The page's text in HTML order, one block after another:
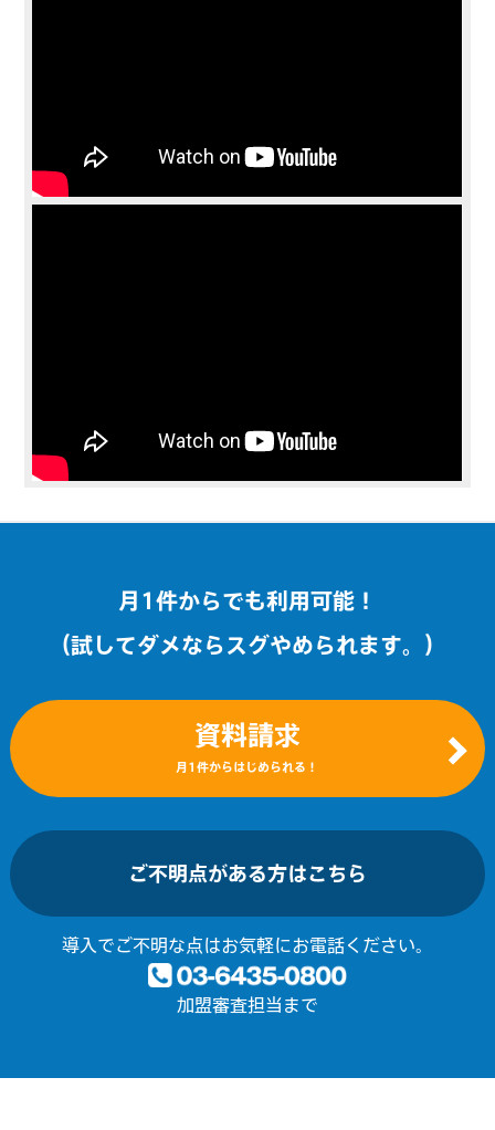
月1件からでも利用可能！
（試してダメならスグやめられます。）
資料請求
月1件からはじめられる！
ご不明点がある方はこちら
導入でご不明な点はお気軽にお電話ください。
加盟審査担当まで